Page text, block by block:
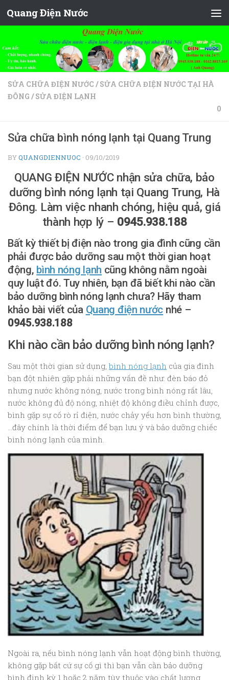
Skip to content
Quang Điện Nước
SỬA CHỮA ĐIỆN NƯỚC / SỬA CHỮA ĐIỆN NƯỚC TẠI HÀ
ĐÔNG / SỬA ĐIỆN LẠNH
0
Sửa chữa bình nóng lạnh tại Quang Trung
BYQUANGDIENNUOC · 09/10/2019
QUANG ĐIỆN NƯỚC nhận sửa chữa, bảo
dưỡng bình nóng lạnh tại Quang Trung, Hà
Đông. Làm việc nhanh chóng, hiệu quả, giá
thành hợp lý – 0945.938.188
Bất kỳ thiết bị điện nào trong gia đình cũng cần
phải được bảo dưỡng sau một thời gian hoạt
động, bình nóng lạnh cũng không nằm ngoài
quy luật đó. Tuy nhiên, bạn đã biết khi nào cần
bảo dưỡng bình nóng lạnh chưa? Hãy tham
khảo bài viết của Quang điện nước nhé –
0945.938.188
Khi nào cần bảo dưỡng bình nóng lạnh?
Sau một thời gian sử dụng, bình nóng lạnh của gia đình
bạn đột nhiên gặp phải những vấn đề như: đèn báo đỏ
nhưng nước không nóng, nước trong bình nóng rất lâu,
nước không đủ độ nóng, nhiệt độ không điều chỉnh được,
bình gặp sự cố rò rỉ điện, nước chảy yếu hơn bình thường,
…đây chính là thời điểm để bạn lưu ý và bảo dưỡng chiếc
bình nóng lạnh của mình.
Ngoài ra, nếu bình nóng lạnh vẫn hoạt động bình thường,
không gặp bất cứ sự cố gì thì bạn vẫn cần bảo dưỡng
bình định kỳ 1 hoặc 2 năm tùy thuộc vào chất lượng